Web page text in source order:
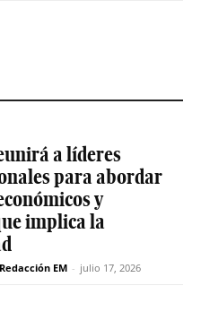
a líderes
para abordar
y
implica la
Redacción EM - julio 17, 2026